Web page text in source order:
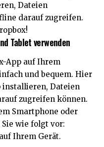
Dateien
darauf zugreifen.
Tablet verwenden
App auf Ihrem
und bequem. Hier
installieren, Dateien
zugreifen können.
Smartphone oder
wie folgt vor:
Ihrem Gerät.